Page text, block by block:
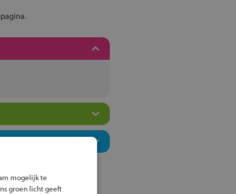
mogelijk te
groen licht geeft